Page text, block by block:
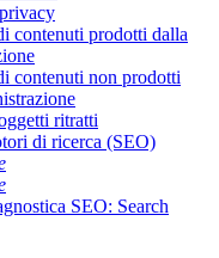
contenuti prodotti dalla
contenuti non prodotti
ritratti
di ricerca (SEO)
SEO: Search